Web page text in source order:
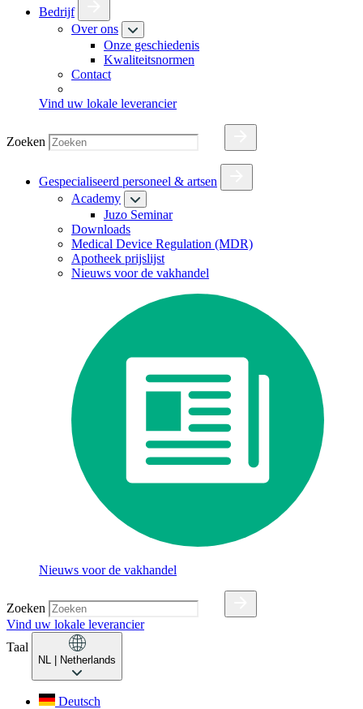
Bedrijf
Over ons
Onze geschiedenis
Kwaliteitsnormen
Contact
Vind uw lokale leverancier
Zoeken
Gespecialiseerd personeel & artsen
Academy
Juzo Seminar
Downloads
Medical Device Regulation (MDR)
Apotheek prijslijst
Nieuws voor de vakhandel
Nieuws voor de vakhandel
Zoeken
Vind uw lokale leverancier
Taal
NL | Netherlands
Deutsch